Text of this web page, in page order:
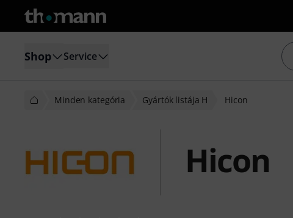
Shop Service
Minden kategória Gyártók listája H Hicon
Hicon